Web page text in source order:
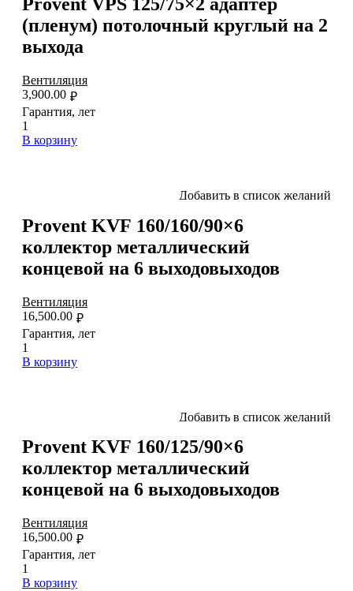
(пленум) потолочный круглый на 2
выхода
Вентиляция
₽
3,900.00
Гарантия, лет
1
В корзину
Добавить в список желаний
Provent KVF 160/160/90×6
коллектор металлический
концевой на 6 выходовыходов
Вентиляция
₽
16,500.00
Гарантия, лет
1
В корзину
Добавить в список желаний
Provent KVF 160/125/90×6
коллектор металлический
концевой на 6 выходовыходов
Вентиляция
₽
16,500.00
Гарантия, лет
1
В корзину